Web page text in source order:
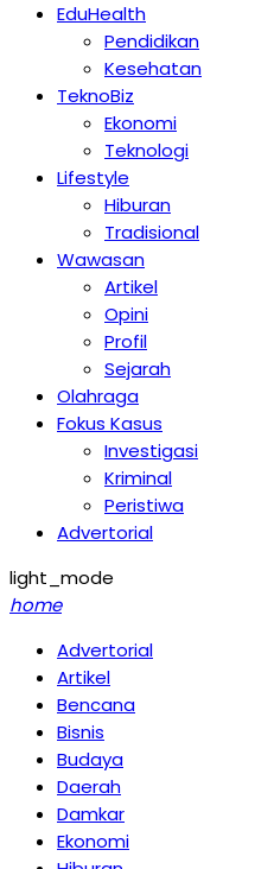
EduHealth
Pendidikan
Kesehatan
TeknoBiz
Ekonomi
Teknologi
Lifestyle
Hiburan
Tradisional
Wawasan
Artikel
Opini
Profil
Sejarah
Olahraga
Fokus Kasus
Investigasi
Kriminal
Peristiwa
Advertorial
light_mode
home
Advertorial
Artikel
Bencana
Bisnis
Budaya
Daerah
Damkar
Ekonomi